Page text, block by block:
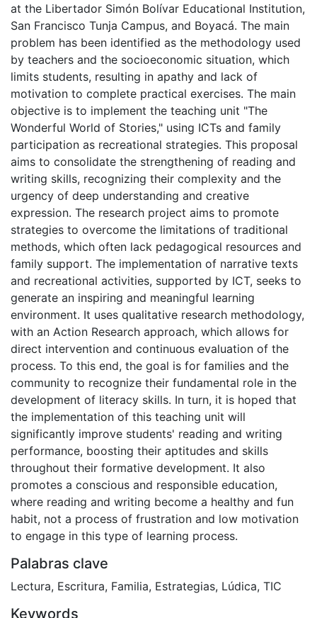
at the Libertador Simón Bolívar Educational Institution,
San Francisco Tunja Campus, and Boyacá. The main
problem has been identified as the methodology used
by teachers and the socioeconomic situation, which
limits students, resulting in apathy and lack of
motivation to complete practical exercises. The main
objective is to implement the teaching unit "The
Wonderful World of Stories," using ICTs and family
participation as recreational strategies. This proposal
aims to consolidate the strengthening of reading and
writing skills, recognizing their complexity and the
urgency of deep understanding and creative
expression. The research project aims to promote
strategies to overcome the limitations of traditional
methods, which often lack pedagogical resources and
family support. The implementation of narrative texts
and recreational activities, supported by ICT, seeks to
generate an inspiring and meaningful learning
environment. It uses qualitative research methodology,
with an Action Research approach, which allows for
direct intervention and continuous evaluation of the
process. To this end, the goal is for families and the
community to recognize their fundamental role in the
development of literacy skills. In turn, it is hoped that
the implementation of this teaching unit will
significantly improve students' reading and writing
performance, boosting their aptitudes and skills
throughout their formative development. It also
promotes a conscious and responsible education,
where reading and writing become a healthy and fun
habit, not a process of frustration and low motivation
to engage in this type of learning process.
Palabras clave
Lectura, Escritura, Familia, Estrategias, Lúdica, TIC
Keywords